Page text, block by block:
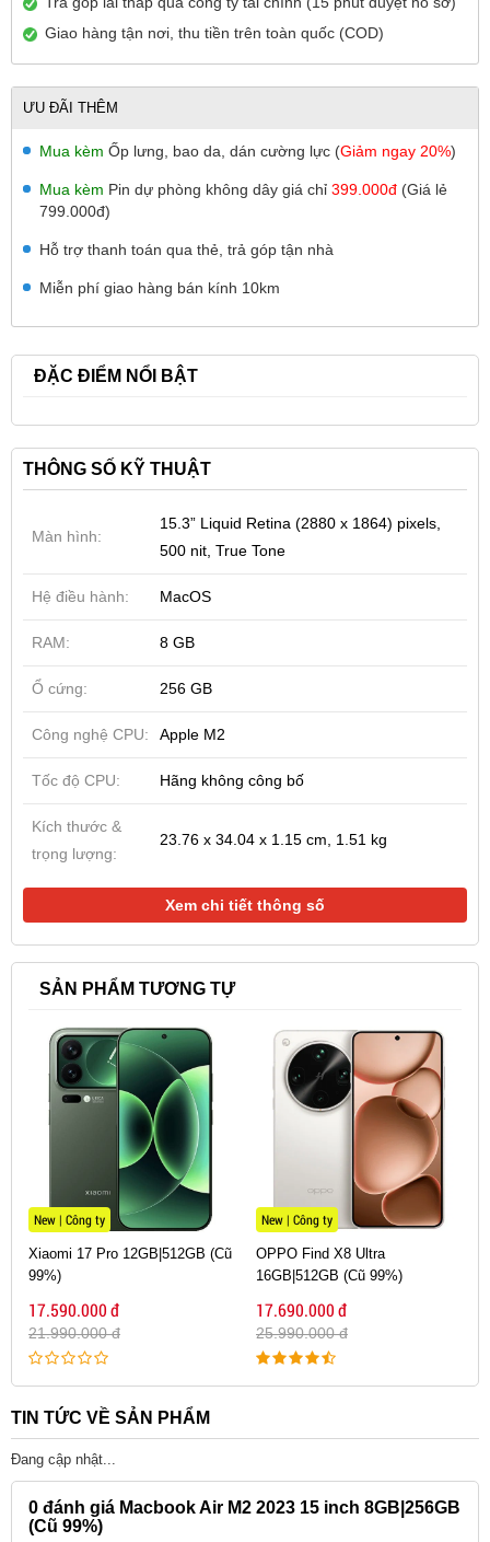
Giao hàng tận nơi, thu tiền trên toàn quốc (COD)
ƯU ĐÃI THÊM
Mua kèm Ốp lưng, bao da, dán cường lực (Giảm ngay 20%)
Mua kèm Pin dự phòng không dây giá chỉ 399.000đ (Giá lẻ
799.000đ)
Hỗ trợ thanh toán qua thẻ, trả góp tận nhà
Miễn phí giao hàng bán kính 10km
ĐẶC ĐIỂM NỔI BẬT
THÔNG SỐ KỸ THUẬT
Màn hình:
15.3” Liquid Retina (2880 x 1864) pixels,
500 nit, True Tone
Hệ điều hành: MacOS
RAM: 8 GB
Ổ cứng: 256 GB
Công nghệ CPU: Apple M2
Tốc độ CPU: Hãng không công bố
Kích thước &
trọng lượng:
23.76 x 34.04 x 1.15 cm, 1.51 kg
Xem chi tiết thông số
SẢN PHẨM TƯƠNG TỰ
New | Công ty
Xiaomi 17 Pro 12GB|512GB (Cũ
99%)
17.590.000 đ
21.990.000 đ
New | Công ty
OPPO Find X8 Ultra
16GB|512GB (Cũ 99%)
17.690.000 đ
25.990.000 đ
TIN TỨC VỀ SẢN PHẨM
Đang cập nhật...
0 đánh giá Macbook Air M2 2023 15 inch 8GB|256GB
(Cũ 99%)